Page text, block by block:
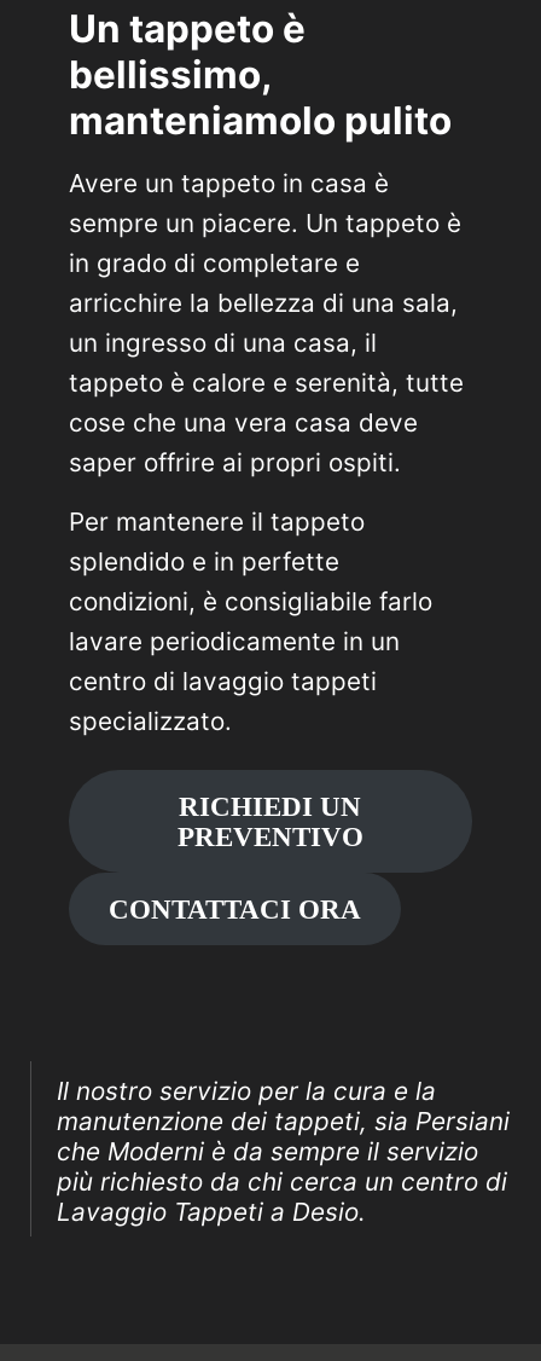
Un tappeto è
bellissimo,
manteniamolo pulito
Avere un tappeto in casa è
sempre un piacere. Un tappeto è
in grado di completare e
arricchire la bellezza di una sala,
un ingresso di una casa, il
tappeto è calore e serenità, tutte
cose che una vera casa deve
saper offrire ai propri ospiti.
Per mantenere il tappeto
splendido e in perfette
condizioni, è consigliabile farlo
lavare periodicamente in un
centro di lavaggio tappeti
specializzato.
RICHIEDI UN
PREVENTIVO
CONTATTACI ORA
Il nostro servizio per la cura e la
manutenzione dei tappeti, sia Persiani
che Moderni è da sempre il servizio
più richiesto da chi cerca un centro di
Lavaggio Tappeti a Desio.